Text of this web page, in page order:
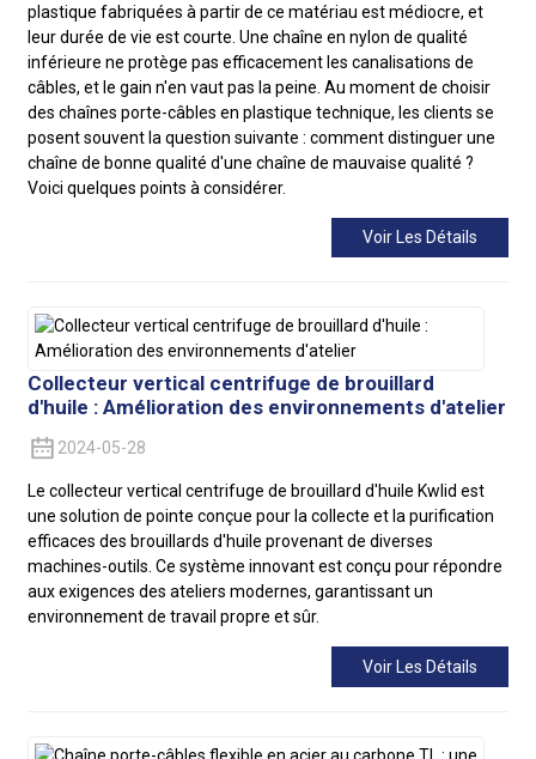
plastique fabriquées à partir de ce matériau est médiocre, et
leur durée de vie est courte. Une chaîne en nylon de qualité
inférieure ne protège pas efficacement les canalisations de
câbles, et le gain n'en vaut pas la peine. Au moment de choisir
des chaînes porte-câbles en plastique technique, les clients se
posent souvent la question suivante : comment distinguer une
chaîne de bonne qualité d'une chaîne de mauvaise qualité ?
Voici quelques points à considérer.
Voir Les Détails
Collecteur vertical centrifuge de brouillard
d'huile : Amélioration des environnements d'atelier
2024-05-28
Le collecteur vertical centrifuge de brouillard d'huile Kwlid est
une solution de pointe conçue pour la collecte et la purification
efficaces des brouillards d'huile provenant de diverses
machines-outils. Ce système innovant est conçu pour répondre
aux exigences des ateliers modernes, garantissant un
environnement de travail propre et sûr.
Voir Les Détails